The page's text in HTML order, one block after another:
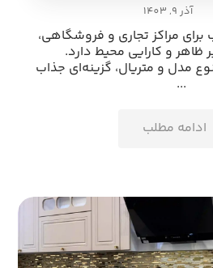
آذر 9, 1403
برای مراکز تجاری و فروشگاهی،
ظاهر و کارایی محیط دارد.
مدل و متریال، گزینه‌ای جذاب
...
ادامه مطلب